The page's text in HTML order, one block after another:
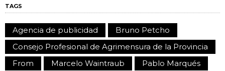
TAGS
Agencia de publicidad
Bruno Petcho
Consejo Profesional de Agrimensura de la Provincia
From
Marcelo Waintraub
Pablo Marqués